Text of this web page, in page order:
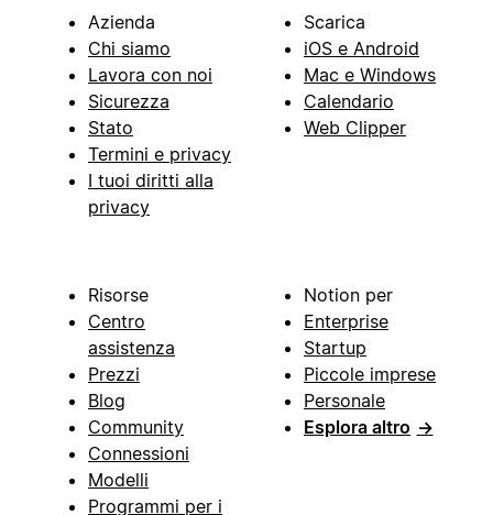
Azienda
Chi siamo
Lavora con noi
Sicurezza
Stato
Termini e privacy
I tuoi diritti alla
privacy
Scarica
iOS e Android
Mac e Windows
Calendario
Web Clipper
Risorse
Centro
assistenza
Prezzi
Blog
Community
Connessioni
Modelli
Programmi per i
Notion per
Enterprise
Startup
Piccole imprese
Personale
Esplora altro →